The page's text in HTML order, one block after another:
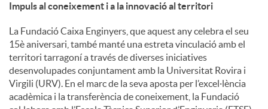
Impuls al coneixement i a la innovació al territori
La Fundació Caixa Enginyers, que aquest any celebra el seu
15è aniversari, també manté una estreta vinculació amb el
territori tarragoní a través de diverses iniciatives
desenvolupades conjuntament amb la Universitat Rovira i
Virgili (URV). En el marc de la seva aposta per l’excel·lència
acadèmica i la transferència de coneixement, la Fundació